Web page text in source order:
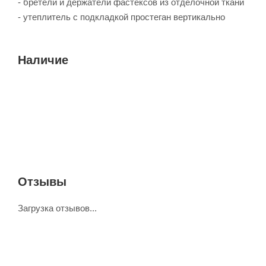
- бретели и держатели фастексов из отделочной ткани
- утеплитель с подкладкой простеган вертикально
Наличие
Отзывы
Загрузка отзывов...